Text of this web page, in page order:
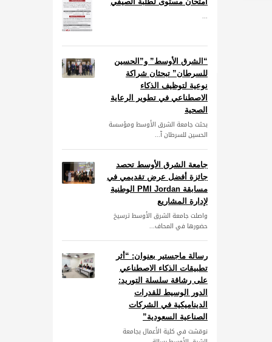
للجامعات بإمكانية المشاركة
PUBLISHED IN
أخبار الجامعة
TAGGED UNDER:
جامعة الشرق الأوسط
...
“الشرق الأوسط” و”الحسين
للسرطان” تبحثان شراكة
نوعية لتوظيف الذكاء
الاصطناعي في تطوير الرعاية
الصحية
بحثت جامعة الشرق الأوسط ومؤسسة
الحسين للسرطان آ...
جامعة الشرق الأوسط تحصد
جائزة أفضل عرض تقديمي في
مسابقة PMI Jordan الوطنية
لإدارة المشاريع
واصلت جامعة الشرق الأوسط ترسيخ
حضورها في المحاف...
رسالة ماجستير بعنوان: “أثر
تطبيقات الذكاء الاصطناعي
على رشاقة سلسلة التوريد:
الدور الوسيط للقدرات
الديناميكية في الشركات
الصناعية السعودية”
نوقشت في كلية الأعمال بجامعة